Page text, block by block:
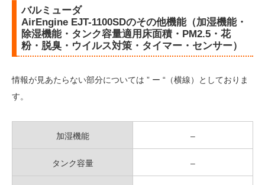
バルミューダ
AirEngine EJT-1100SDのその他機能（加湿機能・
除湿機能・タンク容量適用床面積・PM2.5・花
粉・脱臭・ウイルス対策・タイマー・センサー）
情報が見あたらない部分については ” ー “（横線）としておりま
す。
加湿機能 –
タンク容量 –